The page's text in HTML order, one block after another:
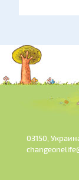
03150,